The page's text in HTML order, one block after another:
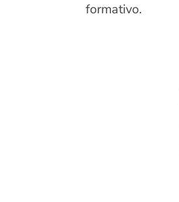
formativo.